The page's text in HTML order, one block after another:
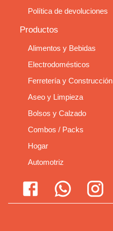
Política de devoluciones
Productos
Alimentos y Bebidas
Electrodomésticos
Ferretería y Construcción
Aseo y Limpieza
Bolsos y Calzado
Combos / Packs
Hogar
Automotriz